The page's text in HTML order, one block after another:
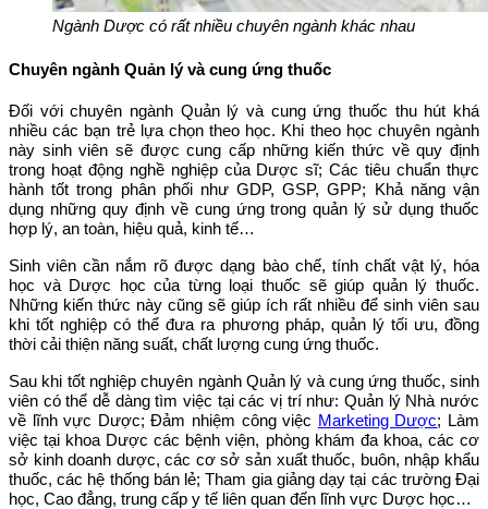
Ngành Dược có rất nhiều chuyên ngành khác nhau
Chuyên ngành Quản lý và cung ứng thuốc
Đối với chuyên ngành Quản lý và cung ứng thuốc thu hút khá
nhiều các bạn trẻ lựa chọn theo học. Khi theo học chuyên ngành
này sinh viên sẽ được cung cấp những kiến thức về quy định
trong hoạt động nghề nghiệp của Dược sĩ; Các tiêu chuẩn thực
hành tốt trong phân phối như GDP, GSP, GPP; Khả năng vận
dụng những quy định về cung ứng trong quản lý sử dụng thuốc
hợp lý, an toàn, hiệu quả, kinh tế…
Sinh viên cần nắm rõ được dạng bào chế, tính chất vật lý, hóa
học và Dược học của từng loại thuốc sẽ giúp quản lý thuốc.
Những kiến thức này cũng sẽ giúp ích rất nhiều để sinh viên sau
khi tốt nghiệp có thể đưa ra phương pháp, quản lý tối ưu, đồng
thời cải thiện năng suất, chất lượng cung ứng thuốc.
Sau khi tốt nghiệp chuyên ngành Quản lý và cung ứng thuốc, sinh
viên có thể dễ dàng tìm việc tại các vị trí như: Quản lý Nhà nước
về lĩnh vực Dược; Đảm nhiệm công việc Marketing Dược; Làm
việc tại khoa Dược các bệnh viện, phòng khám đa khoa, các cơ
sở kinh doanh dược, các cơ sở sản xuất thuốc, buôn, nhập khẩu
thuốc, các hệ thống bán lẻ; Tham gia giảng dạy tại các trường Đại
học, Cao đẳng, trung cấp y tế liên quan đến lĩnh vực Dược học…